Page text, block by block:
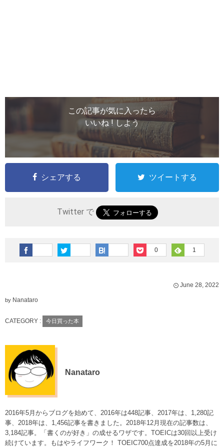
この記事が気に入ったら
いいね ! しよう
シェアする ツイートする
Twitter で
0 1
June 28 2022
by Nanataro
CATEGORY : 今日買った本
Nanataro
2016年5月からブログを始めて、2016年は448記事、2017年は、1,280記
事、2018年は、1,456記事を書きました。2018年12月現在の記事数は、
3,184記事。「書くのが好き」の成せるワザです。TOEICは30回以上受け
続けています。もはやライフワーク！ TOEIC700点達成を2018年の5月に